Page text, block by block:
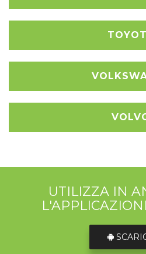
UTILIZZA IN